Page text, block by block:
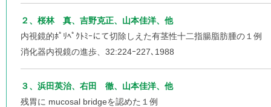
２、桜林 真、吉野克正、山本佳洋、他
内視鏡的ﾎﾟﾘﾍﾟｸﾄﾐｰにて切除しえた有茎性十二指腸脂肪腫の１例
消化器内視鏡の進歩、32:224ｰ227､1988
３、浜田英治、右田 徹、山本佳洋、他
残胃に mucosal bridgeを認めた１例